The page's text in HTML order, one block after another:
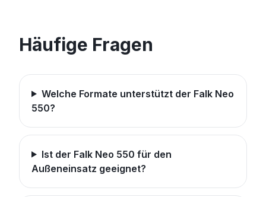
Häufige Fragen
Welche Formate unterstützt der Falk Neo
550?
Ist der Falk Neo 550 für den
Außeneinsatz geeignet?